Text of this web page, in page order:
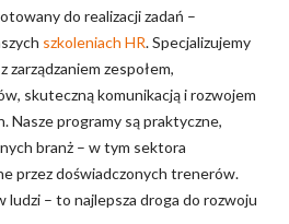
do realizacji zadań –
szkoleniach HR. Specjalizujemy
zarządzaniem zespołem,
skuteczną komunikacją i rozwojem
Nasze programy są praktyczne,
branż – w tym sektora
przez doświadczonych trenerów.
ludzi – to najlepsza droga do rozwoju